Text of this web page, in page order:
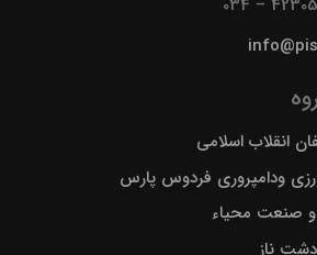
انقلاب اسلامی
ودامپروری فردوس پارس
صنعت محیاء
ناز